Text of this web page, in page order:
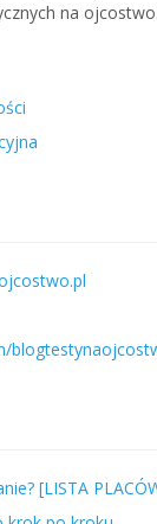
na
[LISTA